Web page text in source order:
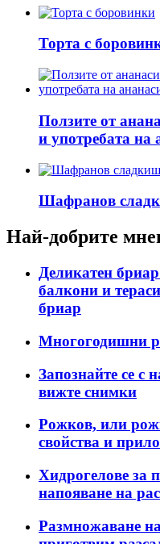
Торта с
Ползите от
и употребата на
Шафранов
Най-добрите
Деликатен
балкони и
бриар
Многогодишни
Запознайте се с
вижте снимки
Рожков, или
свойства и
Хидрогелове за
напояване на
Размножаване